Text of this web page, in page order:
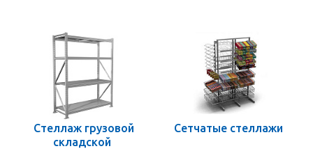
Стеллаж грузовой
складской
Сетчатые стеллажи